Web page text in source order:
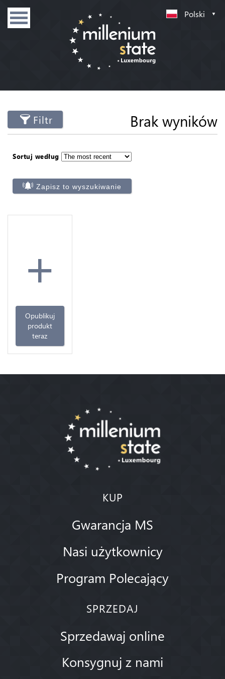
Polski
Filtr Brak wyników
Sortuj według
Zapisz to wyszukiwanie
+
Opublikuj
produkt
teraz
KUP
Gwarancja MS
Nasi użytkownicy
Program Polecający
SPRZEDAJ
Sprzedawaj online
Konsygnuj z nami